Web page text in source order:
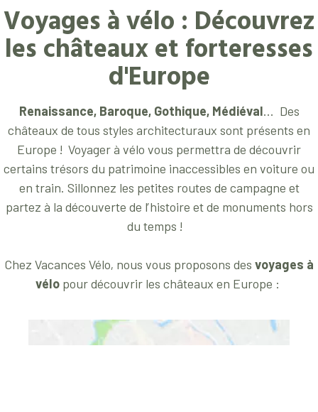
Voyages à vélo : Découvrez
les châteaux et forteresses
d'Europe
Renaissance, Baroque, Gothique, Médiéval... Des
châteaux de tous styles architecturaux sont présents en
Europe ! Voyager à vélo vous permettra de découvrir
certains trésors du patrimoine inaccessibles en voiture ou
en train. Sillonnez les petites routes de campagne et
partez à la découverte de l’histoire et de monuments hors
du temps !
Chez Vacances Vélo, nous vous proposons des voyages à
vélo pour découvrir les châteaux en Europe :